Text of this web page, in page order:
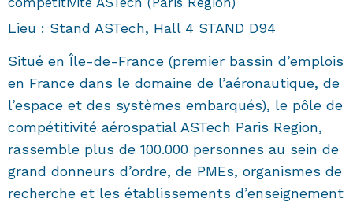
Lieu : Stand ASTech, Hall 4 STAND D94
Situé en Île-de-France (premier bassin d’emplois
en France dans le domaine de l’aéronautique, de
l’espace et des systèmes embarqués), le pôle de
compétitivité aérospatial ASTech Paris Region,
rassemble plus de 100.000 personnes au sein de
grand donneurs d’ordre, de PMEs, organismes de
recherche et les établissements d’enseignement